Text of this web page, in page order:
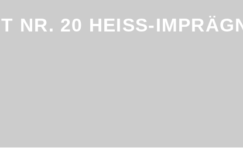
NR. 20 HEISS-